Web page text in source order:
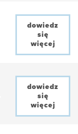
dowiedz
się
więcej
dowiedz
się
więcej